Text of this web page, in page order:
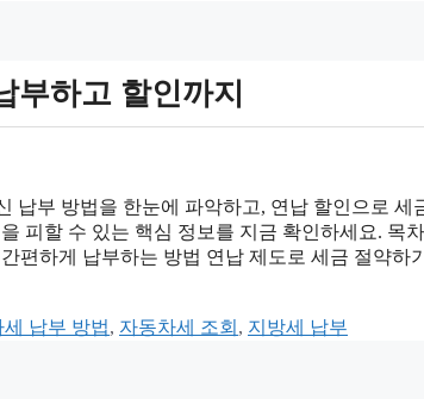
부하고 할인까지
납부 방법을 한눈에 파악하고, 연납 할인으로 세
피할 수 있는 핵심 정보를 지금 확인하세요. 목
편하게 납부하는 방법 연납 제도로 세금 절약하
세 납부 방법, 자동차세 조회 , 지방세 납부